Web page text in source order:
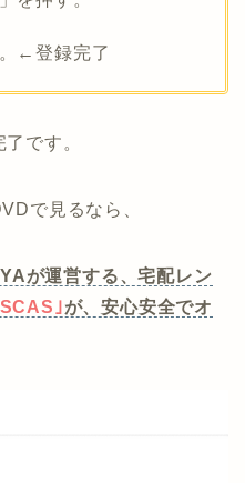
←登録完了
です。
で見るなら、
が運営する、宅配レン
｣ が、安心安全でオ